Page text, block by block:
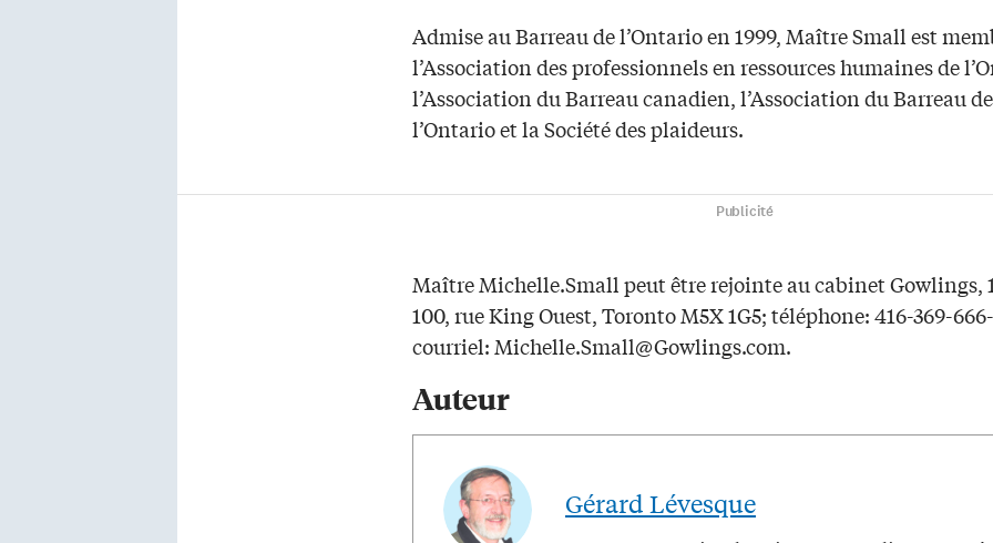
Admise au Barreau de l’Ontario en 1999, Maître Small est
l’Association des professionnels en ressources humaines de
l’Association du Barreau canadien, l’Association du Barreau de
l’Ontario et la Société des plaideurs.
Publicité
Maître Michelle.Small peut être rejointe au cabinet Gowlings,
100, rue King Ouest, Toronto M5X 1G5; téléphone: 416-369-
courriel: Michelle.Small@Gowlings.com.
Auteur
Gérard Lévesque